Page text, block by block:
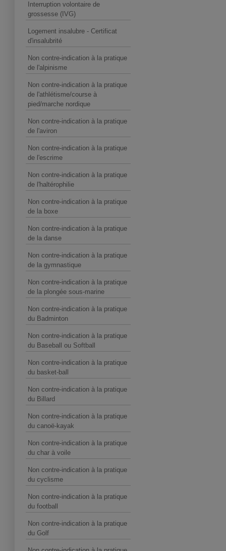
Interruption volontaire de
grossesse (IVG)
Logement insalubre - Certificat
d'insalubrité
Non contre-indication à la pratique
de l'alpinisme
Non contre-indication à la pratique
de l'athlétisme/course à
pied/marche nordique
Non contre-indication à la pratique
de l'aviron
Non contre-indication à la pratique
de l'escrime
Non contre-indication à la pratique
de l'haltérophilie
Non contre-indication à la pratique
de la boxe
Non contre-indication à la pratique
de la danse
Non contre-indication à la pratique
de la gymnastique
Non contre-indication à la pratique
de la plongée sous-marine
Non contre-indication à la pratique
du Badminton
Non contre-indication à la pratique
du Baseball ou Softball
Non contre-indication à la pratique
du basket-ball
Non contre-indication à la pratique
du Billard
Non contre-indication à la pratique
du canoë-kayak
Non contre-indication à la pratique
du char à voile
Non contre-indication à la pratique
du cyclisme
Non contre-indication à la pratique
du football
Non contre-indication à la pratique
du Golf